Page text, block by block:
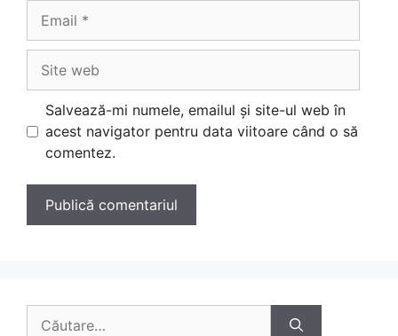
web
Salvează-mi numele, emailul și site-ul web în
acest navigator pentru data viitoare când o să
comentez.